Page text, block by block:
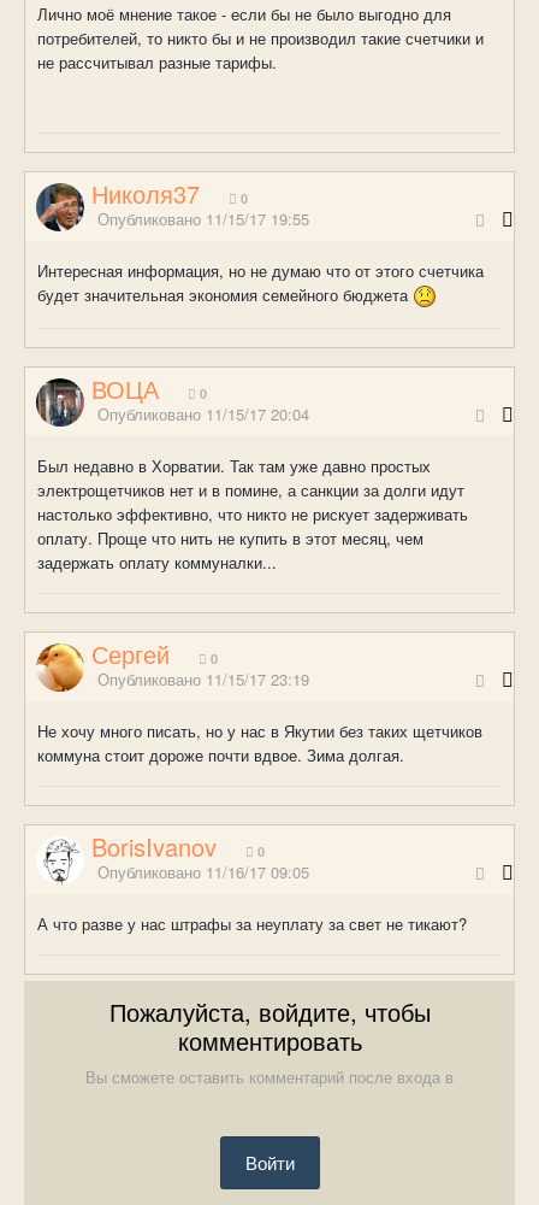
Лично моё мнение такое - если бы не было выгодно для
потребителей, то никто бы и не производил такие счетчики и
не рассчитывал разные тарифы.
Николя37 0
Опубликовано 11/15/17 19:55
Интересная информация, но не думаю что от этого счетчика
будет значительная экономия семейного бюджета
ВОЦА 0
Опубликовано 11/15/17 20:04
Был недавно в Хорватии. Так там уже давно простых
электрощетчиков нет и в помине, а санкции за долги идут
настолько эффективно, что никто не рискует задерживать
оплату. Проще что нить не купить в этот месяц, чем
задержать оплату коммуналки...
Сергей 0
Опубликовано 11/15/17 23:19
Не хочу много писать, но у нас в Якутии без таких щетчиков
коммуна стоит дороже почти вдвое. Зима долгая.
BorisIvanov 0
Опубликовано 11/16/17 09:05
А что разве у нас штрафы за неуплату за свет не тикают?
Пожалуйста, войдите, чтобы
комментировать
Вы сможете оставить комментарий после входа в
Войти